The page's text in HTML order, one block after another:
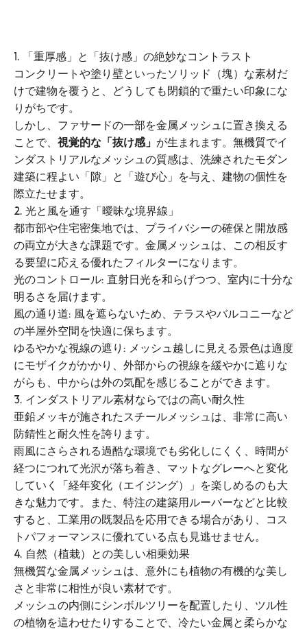
1. 「重厚感」と「抜け感」の絶妙なコントラスト
コンクリートや塗り壁といったソリッド（塊）な素材だ
けで建物を覆うと、どうしても閉鎖的で重たい印象にな
りがちです。
しかし、ファサードの一部を金属メッシュに置き換える
ことで、 視覚的な「抜け感」 が生まれます。無機質でイ
ンダストリアルなメッシュの質感は、洗練されたモダン
建築に程よい「隙」と「遊び心」を与え、建物の個性を
際立たせます。
2. 光と風を通す「曖昧な境界線」
都市部や住宅密集地では、プライバシーの確保と開放感
の両立が大きな課題です。金属メッシュは、この相反す
る要望に応える優れたフィルターになります。
光のコントロール: 直射日光を和らげつつ、室内に十分な
明るさを届けます。
風の通り道: 風を遮らないため、テラスやバルコニーなど
の半屋外空間を快適に保ちます。
ゆるやかな視線の遮り: メッシュ越しに見える景色は適度
にモザイクがかかり、外部からの視線を緩やかに遮りな
がらも、中からは外の気配を感じることができます。
3. インダストリアル素材ならではの高い耐久性
亜鉛メッキが施されたスチールメッシュは、非常に高い
防錆性と耐久性を誇ります。
雨風にさらされる過酷な環境でも劣化しにくく、時間が
経つにつれて光沢が落ち着き、マットなグレーへと変化
していく「経年変化（エイジング）」を楽しめるのも大
きな魅力です。また、特注の建築用ルーバーなどと比較
すると、工業用の既製品を応用できる場合があり、コス
トパフォーマンスに優れている点も見逃せません。
4. 自然（植栽）との美しい相乗効果
無機質な金属メッシュは、意外にも植物の有機的な美し
さと非常に相性が良い素材です。
メッシュの内側にシンボルツリーを配置したり、ツル性
の植物を這わせたりすることで、冷たい金属と柔らかな